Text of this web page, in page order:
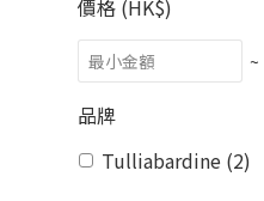
價格 (HK$)
~
品牌
Tulliabardine (2)